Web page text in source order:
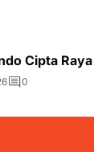
Cipta
0